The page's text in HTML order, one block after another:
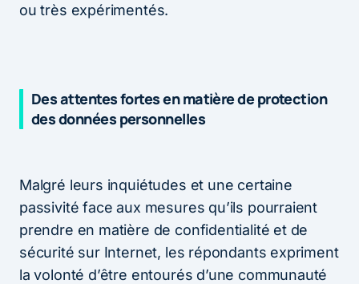
ou très expérimentés.
Des attentes fortes en matière de protection
des données personnelles
Malgré leurs inquiétudes et une certaine
passivité face aux mesures qu’ils pourraient
prendre en matière de confidentialité et de
sécurité sur Internet, les répondants expriment
la volonté d’être entourés d’une communauté